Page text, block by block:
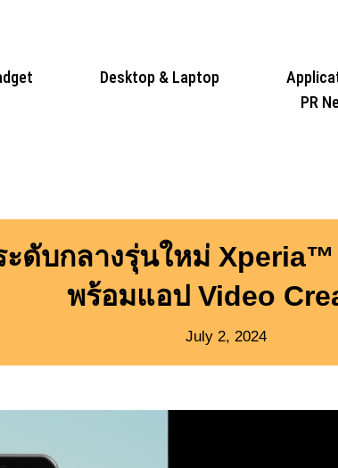
Desktop & Laptop
PR
ดับกลางรุ่นใหม่
พร้อมแอป Video
July 2, 2024